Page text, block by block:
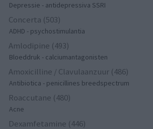
Depressie - antidepressiva SSRI
Concerta (503)
ADHD - psychostimulantia
Amlodipine (493)
Bloeddruk - calciumantagonisten
Amoxicilline / Clavulaanzuur (486)
Antibiotica - penicillines breedspectrum
Roaccutane (480)
Acne
Dexamfetamine (446)